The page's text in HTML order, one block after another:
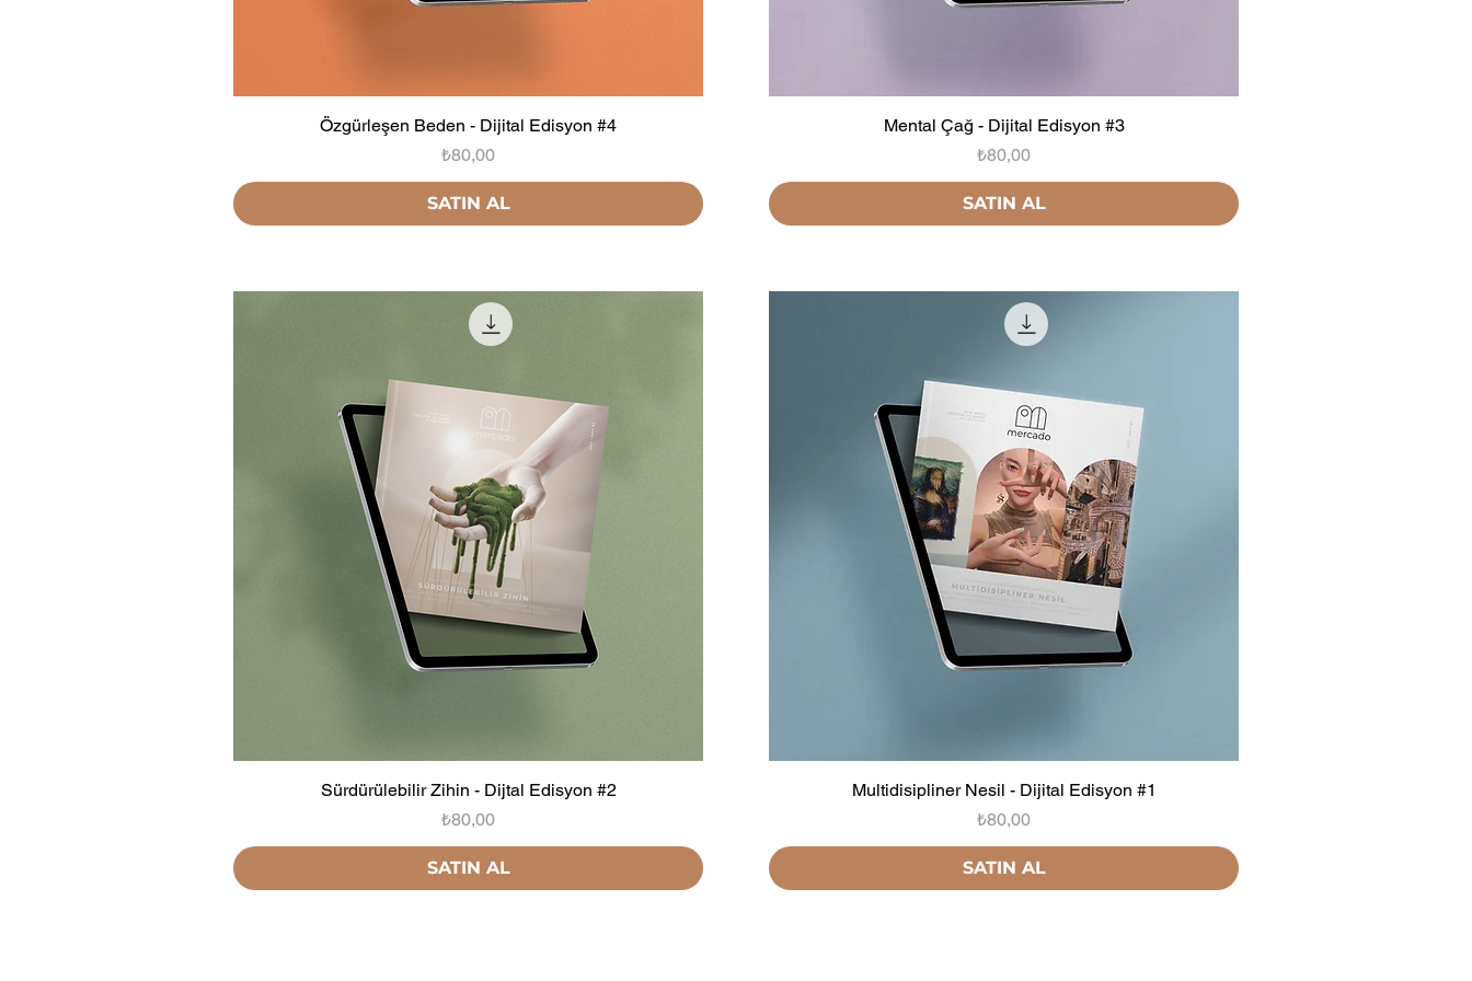
Özgürleşen Beden - Dijital Edisyon #4
Fiyat
₺80,00
SATIN AL
Mental Çağ - Dijital Edisyon #3
Fiyat
₺80,00
SATIN AL
Sürdürülebilir Zihin - Dijtal Edisyon #2
Fiyat
₺80,00
SATIN AL
Multidisipliner Nesil - Dijital Edisyon #1
Fiyat
₺80,00
SATIN AL